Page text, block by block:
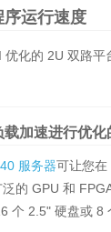
序运行速度
优化的 2U 双路平
加速进行优化
服务器可让您在
的 GPU 和
个 2.5" 硬盘或 8